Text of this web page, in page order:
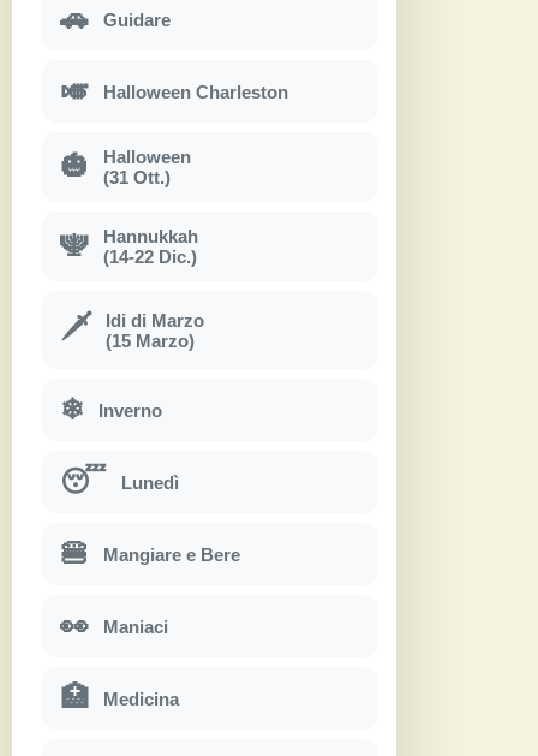
🚗 Guidare
🎺 Halloween Charleston
🎃
Halloween
(31 Ott.)
🕎
Hannukkah
(14-22 Dic.)
🗡
Idi di Marzo
(15 Marzo)
❄ Inverno
😴 Lunedì
🍔 Mangiare e Bere
👀 Maniaci
🏥 Medicina